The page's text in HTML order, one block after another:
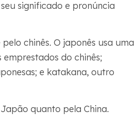
significado e pronúncia
chinês. O japonês usa uma
do chinês;
e katakana, outro
quanto pela China.